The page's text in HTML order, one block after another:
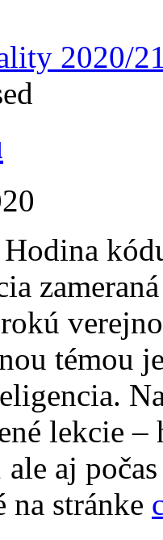
2020/
Hodina
témou
lekcie
aj
na stránke